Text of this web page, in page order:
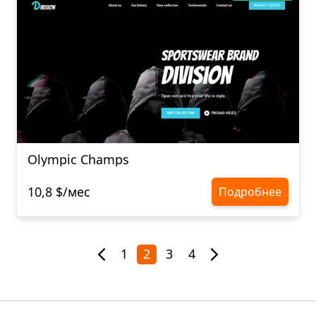
Olympic Champs
10,8 $/мес
Подробнее
1 2 3 4